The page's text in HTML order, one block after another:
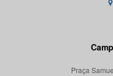
Praça